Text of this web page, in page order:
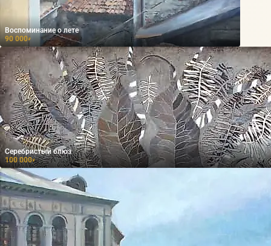
Воспоминание о лете
90 000₽
Серебристый блюз
100 000₽